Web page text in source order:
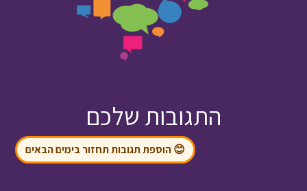
התגובות שלכם
😊 הוספת תגובות תחזור בימים הבאים